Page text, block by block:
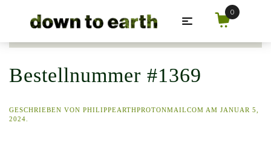
Zum Hauptinhalt springen
Bestellnummer #1369
GESCHRIEBEN VON PHILIPPEARTHPROTONMAILCOM AM JANUAR 5,
2024